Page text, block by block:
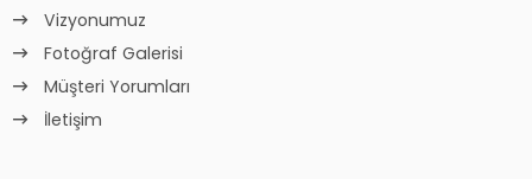
Vizyonumuz
Fotoğraf Galerisi
Müşteri Yorumları
İletişim